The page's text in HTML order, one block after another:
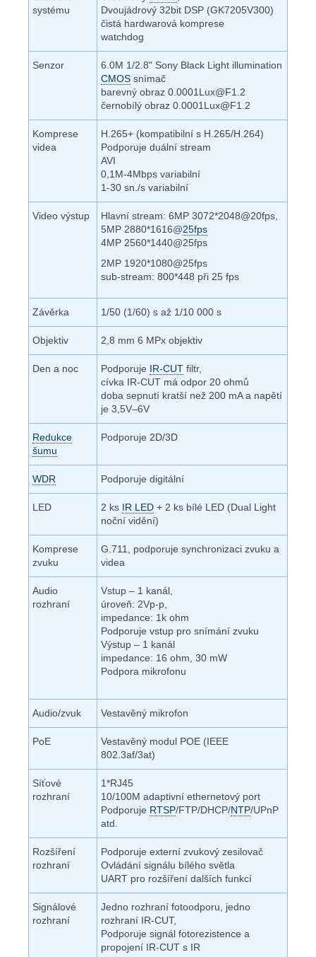
systému
Dvoujádrový 32bit DSP (GK7205V300)
čistá hardwarová komprese
watchdog
Senzor
6.0M 1/2.8" Sony Black Light illumination
CMOS snímač
barevný obraz 0.0001Lux@F1.2
černobílý obraz 0.0001Lux@F1.2
Komprese
videa
H.265+ (kompatibilní s H.265/H.264)
Podporuje duální stream
AVI
0,1M-4Mbps variabilní
1-30 sn./s variabilní
Video výstup
Hlavní stream: 6MP 3072*2048@20fps,
5MP 2880*1616@25fps
4MP 2560*1440@25fps
2MP 1920*1080@25fps
sub-stream: 800*448 při 25 fps
Závěrka 1/50 (1/60) s až 1/10 000 s
Objektiv 2,8 mm 6 MPx objektiv
Den a noc Podporuje IR-CUT filtr,
cívka IR-CUT má odpor 20 ohmů
doba sepnutí kratší než 200 mA a napětí
je 3,5V–6V
Redukce
šumu
Podporuje 2D/3D
WDR Podporuje digitální
LED 2 ks IR LED + 2 ks bílé LED (Dual Light
noční vidění)
Komprese
zvuku
G.711, podporuje synchronizaci zvuku a
videa
Audio
rozhraní
Vstup – 1 kanál,
úroveň: 2Vp-p,
impedance: 1k ohm
Podporuje vstup pro snímání zvuku
Výstup – 1 kanál
impedance: 16 ohm, 30 mW
Podpora mikrofonu
Audio/zvuk Vestavěný mikrofon
PoE
Vestavěný modul POE (IEEE
802.3af/3at)
Síťové
rozhraní
1*RJ45
10/100M adaptivní ethernetový port
Podporuje RTSP/FTP/DHCP/NTP/UPnP
atd.
Rozšíření
rozhraní
Podporuje externí zvukový zesilovač
Ovládání signálu bílého světla
UART pro rozšíření dalších funkcí
Signálové
rozhraní
Jedno rozhraní fotoodporu, jedno
rozhraní IR-CUT,
Podporuje signál fotorezistence a
propojení IR-CUT s IR